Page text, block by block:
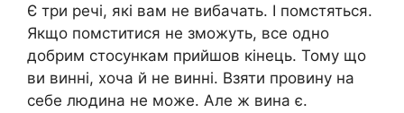
Є три речі, які вам не вибачать. І помстяться.
Якщо помститися не зможуть, все одно
добрим стосункам прийшов кінець. Тому що
ви винні, хоча й не винні. Взяти провину на
себе людина не може. Але ж вина є.